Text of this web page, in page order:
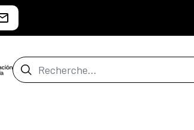
Barre de recherche